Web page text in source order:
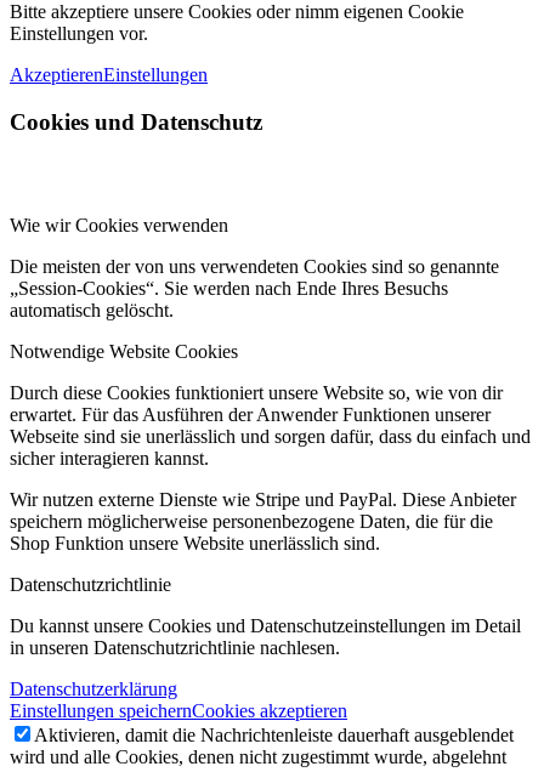
Bitte akzeptiere unsere Cookies oder nimm eigenen Cookie
Einstellungen vor.
AkzeptierenEinstellungen
Cookies und Datenschutz
Wie wir Cookies verwenden
Die meisten der von uns verwendeten Cookies sind so genannte
„Session-Cookies“. Sie werden nach Ende Ihres Besuchs
automatisch gelöscht.
Notwendige Website Cookies
Durch diese Cookies funktioniert unsere Website so, wie von dir
erwartet. Für das Ausführen der Anwender Funktionen unserer
Webseite sind sie unerlässlich und sorgen dafür, dass du einfach und
sicher interagieren kannst.
Wir nutzen externe Dienste wie Stripe und PayPal. Diese Anbieter
speichern möglicherweise personenbezogene Daten, die für die
Shop Funktion unsere Website unerlässlich sind.
Datenschutzrichtlinie
Du kannst unsere Cookies und Datenschutzeinstellungen im Detail
in unseren Datenschutzrichtlinie nachlesen.
Datenschutzerklärung
Einstellungen speichernCookies akzeptieren
Aktivieren, damit die Nachrichtenleiste dauerhaft ausgeblendet
wird und alle Cookies, denen nicht zugestimmt wurde, abgelehnt